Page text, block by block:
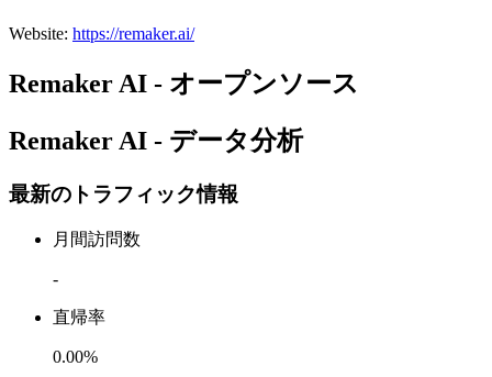
Website: https://remaker.ai/
Remaker AI - オープンソース
Remaker AI - データ分析
最新のトラフィック情報
月間訪問数
-
直帰率
0.00%